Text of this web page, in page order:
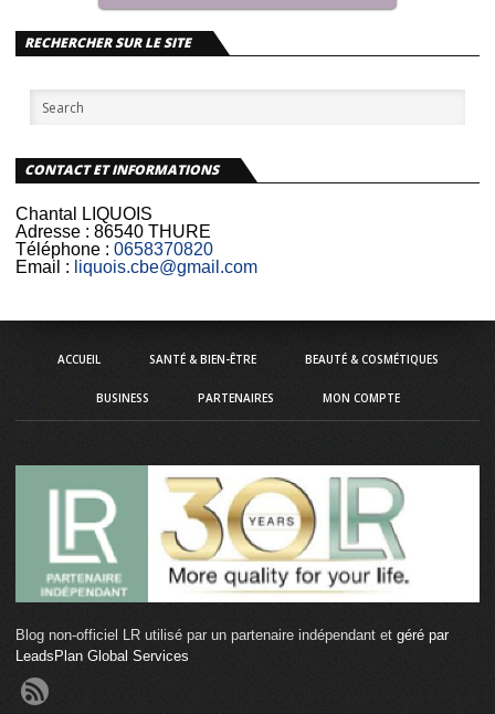
RECHERCHER SUR LE SITE
CONTACT ET INFORMATIONS
Chantal LIQUOIS
Adresse : 86540 THURE
Téléphone : 0658370820
Email : liquois.cbe@gmail.com
ACCUEIL SANTÉ & BIEN-ÊTRE BEAUTÉ & COSMÉTIQUES
BUSINESS PARTENAIRES MON COMPTE
Blog non-officiel LR utilisé par un partenaire indépendant et géré par
LeadsPlan Global Services